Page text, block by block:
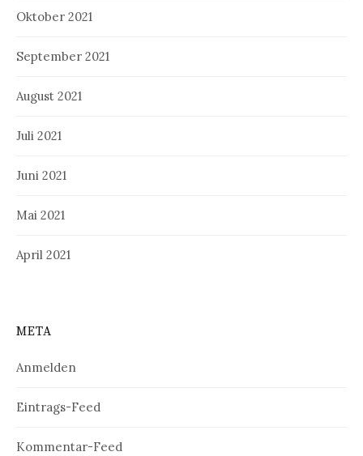
Oktober 2021
September 2021
August 2021
Juli 2021
Juni 2021
Mai 2021
April 2021
META
Anmelden
Eintrags-Feed
Kommentar-Feed